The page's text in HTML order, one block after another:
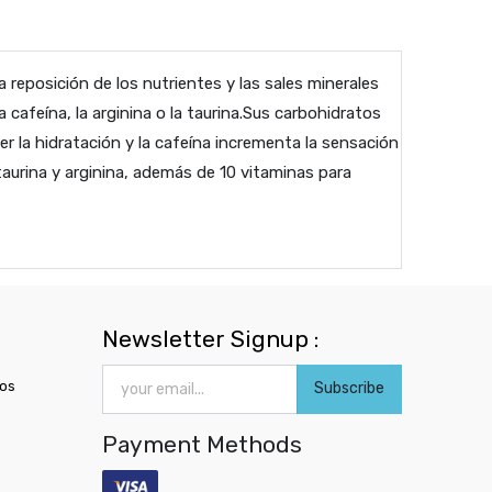
de los nutrientes y las sales minerales
la arginina o la taurina.Sus carbohidratos
la hidratación y la cafeína incrementa la sensación
y arginina, además de 10 vitaminas para
Newsletter Signup :
Subscribe
Payment Methods